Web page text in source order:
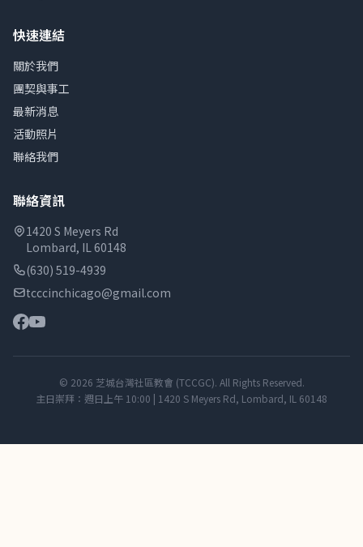
快速連結
關於我們
團契與事工
最新消息
活動照片
聯絡我們
聯絡資訊
1420 S Meyers Rd
Lombard, IL 60148
(630) 519-4939
tcccinchicago@gmail.com
© 2026 芝城台灣社區教會 (TCCGC). All Rights Reserved.
主日崇拜：週日上午 10:00 | 1420 S Meyers Rd, Lombard, IL 60148